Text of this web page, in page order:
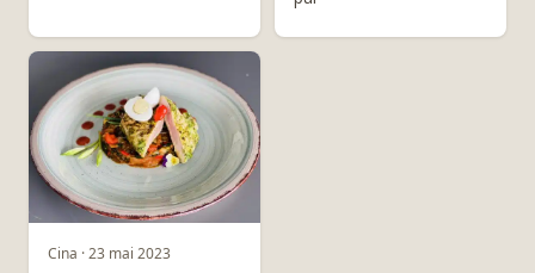
Cina · 23 mai 2023